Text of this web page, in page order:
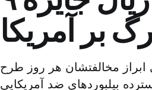
ابراز مخالفتشان هر روز طرح
بیلبوردهای ضد آمریکایی